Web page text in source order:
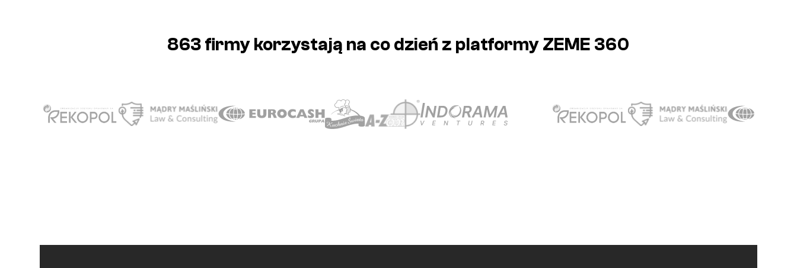
863 firmy korzystają na co dzień z platformy ZEME 360